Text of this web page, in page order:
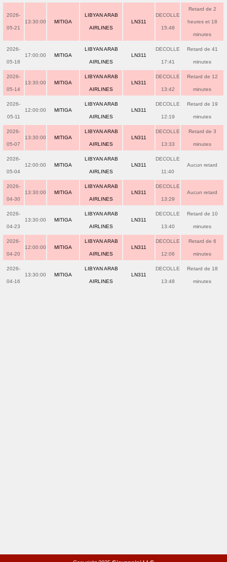
2026-
05-21
13:30:00 MITIGA
LIBYAN ARAB
AIRLINES
LN311
DECOLLE
15:48
Retard de 2
heures et 18
minutes
2026-
05-18
17:00:00 MITIGA
LIBYAN ARAB
AIRLINES
LN311
DECOLLE
17:41
Retard de 41
minutes
2026-
05-14
13:30:00 MITIGA
LIBYAN ARAB
AIRLINES
LN311
DECOLLE
13:42
Retard de 12
minutes
2026-
05-11
12:00:00 MITIGA
LIBYAN ARAB
AIRLINES
LN311
DECOLLE
12:19
Retard de 19
minutes
2026-
05-07
13:30:00 MITIGA
LIBYAN ARAB
AIRLINES
LN311
DECOLLE
13:33
Retard de 3
minutes
2026-
05-04
12:00:00 MITIGA
LIBYAN ARAB
AIRLINES
LN311
DECOLLE
11:40
Aucun retard
2026-
04-30
13:30:00 MITIGA
LIBYAN ARAB
AIRLINES
LN311
DECOLLE
13:29
Aucun retard
2026-
04-23
13:30:00 MITIGA
LIBYAN ARAB
AIRLINES
LN311
DECOLLE
13:40
Retard de 10
minutes
2026-
04-20
12:00:00 MITIGA
LIBYAN ARAB
AIRLINES
LN311
DECOLLE
12:06
Retard de 6
minutes
2026-
04-16
13:30:00 MITIGA
LIBYAN ARAB
AIRLINES
LN311
DECOLLE
13:48
Retard de 18
minutes